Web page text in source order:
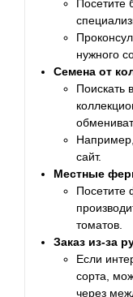
Посетите
нужного
Семена от
Поискать
сайт.
Местные
Посетите
томатов.
Заказ из-за
Если
сорта,
через